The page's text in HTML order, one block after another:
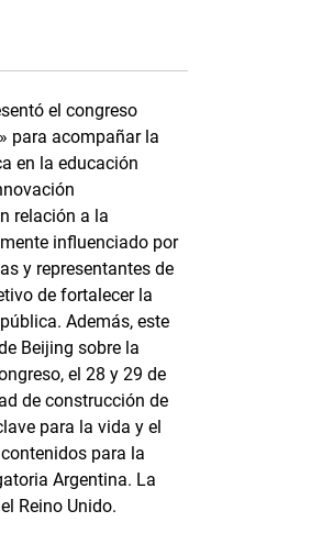
el congreso
para acompañar la
en la educación
relación a la
influenciado por
y representantes de
de fortalecer la
Además, este
Beijing sobre la
el 28 y 29 de
de construcción de
para la vida y el
para la
Argentina. La
Reino Unido.